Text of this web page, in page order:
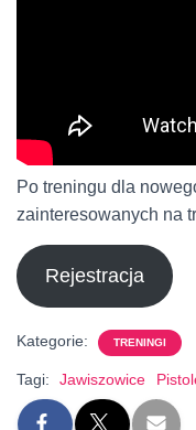
Po treningu dla
zainteresowanych na
Rejestracja
Kategorie: TRENINGI
Tagi: Jawiszowice